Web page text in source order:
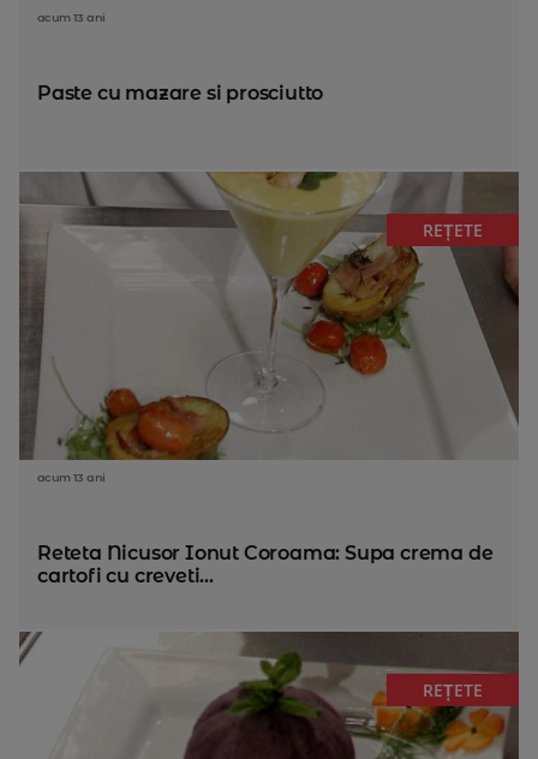
acum 13 ani
Paste cu mazare si prosciutto
REȚETE
acum 13 ani
Reteta Nicusor Ionut Coroama: Supa crema de
cartofi cu creveti...
REȚETE